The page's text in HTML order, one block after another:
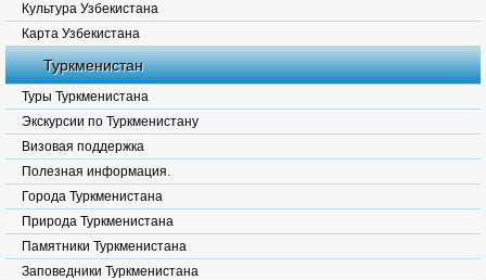
Культура Узбекистана
Карта Узбекистана
Туркменистан
Туры Туркменистана
Экскурсии по Туркменистану
Визовая поддержка
Полезная информация.
Города Туркменистана
Природа Туркменистана
Памятники Туркменистана
Заповедники Туркменистана